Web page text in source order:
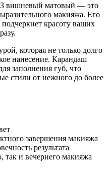
вишневый матовый — это
макияжа. Его
красоту ваших
которая не только долго
нанесение. Карандаш
заполнения губ, что
стили от нежного до более
завершения макияжа
результата
так и вечернего макияжа